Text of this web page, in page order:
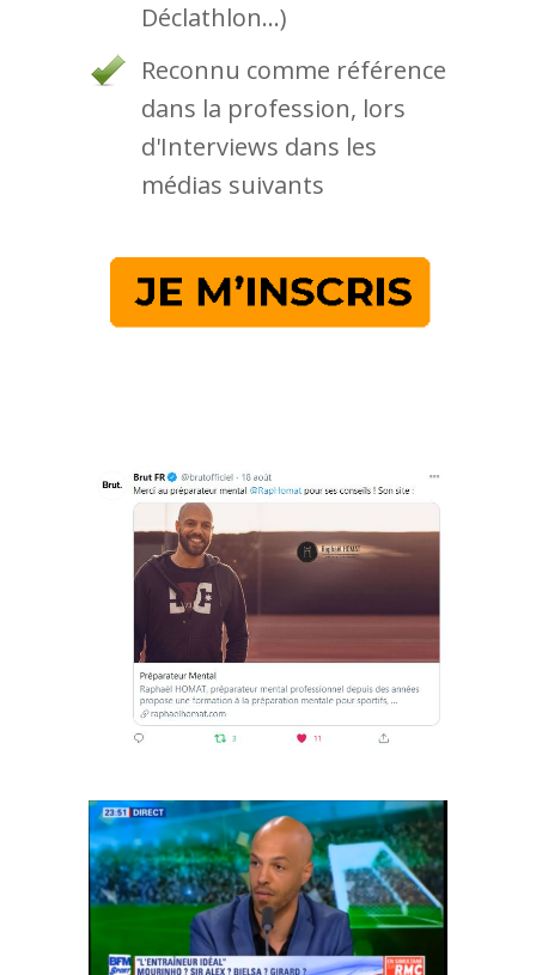
Déclathlon...)
Reconnu comme référence
dans la profession, lors
d'Interviews dans les
médias suivants